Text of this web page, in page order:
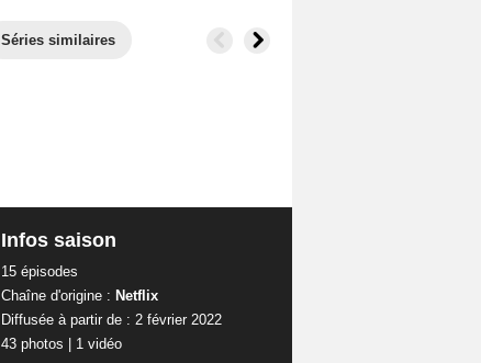
Séries similaires
Infos saison
15 épisodes
Chaîne d'origine : Netflix
Diffusée à partir de : 2 février 2022
43 photos
1 vidéo